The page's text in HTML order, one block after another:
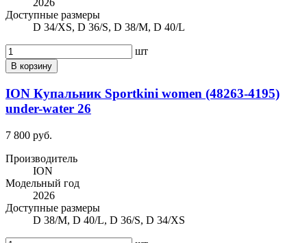
2026
Доступные размеры
D 34/XS, D 36/S, D 38/M, D 40/L
шт
В корзину
ION Купальник Sportkini women (48263-4195)
under-water 26
7 800 руб.
Производитель
ION
Модельный год
2026
Доступные размеры
D 38/M, D 40/L, D 36/S, D 34/XS